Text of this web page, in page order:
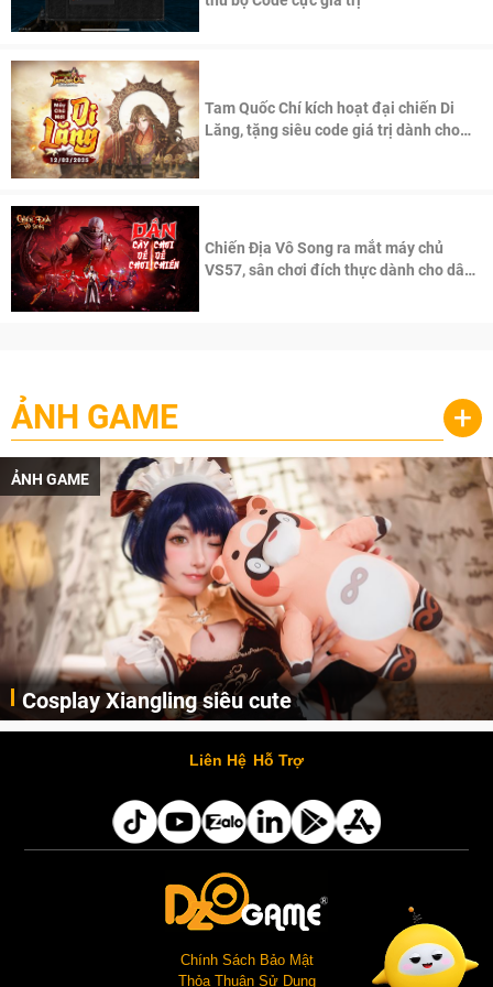
Tam Quốc Chí kích hoạt đại chiến Di
Lăng, tặng siêu code giá trị dành cho
Chiến Địa Vô Song ra mắt máy chủ
VS57, sân chơi đích thực dành cho dân
ẢNH GAME +
ẢNH GAME
Cosplay Xiangling siêu cute
Cùng thưởng thức những hình ảnh cosplay Xiangling trong Genshin Impact siêu dễ thương của người dùng Weibo "阿包也是兔娘"
Liên Hệ Hỗ Trợ
Chính Sách Bảo Mật
Thỏa Thuận Sử Dụng